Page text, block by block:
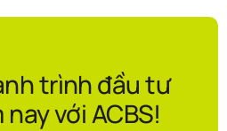
trình đầu tư
với ACBS!